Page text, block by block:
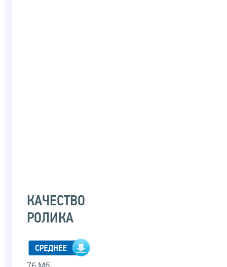
КАЧЕСТВО
РОЛИКА